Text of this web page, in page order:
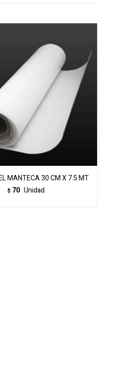
MANTECA 30 CM X 7.5 MT
$ 70 Unidad